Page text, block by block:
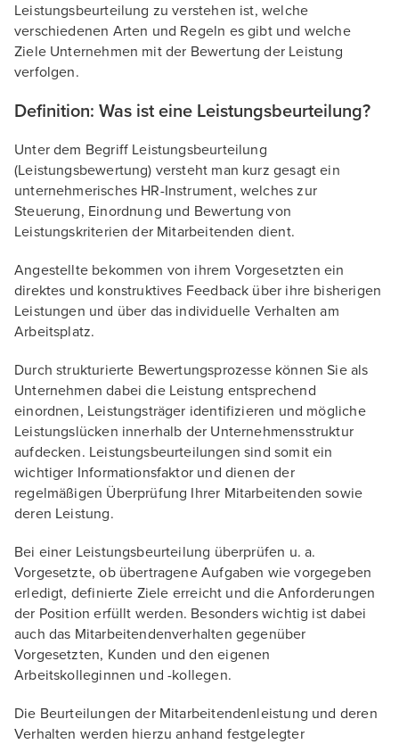
Leistungsbeurteilung zu verstehen ist, welche
verschiedenen Arten und Regeln es gibt und welche
Ziele Unternehmen mit der Bewertung der Leistung
verfolgen.
Definition: Was ist eine Leistungsbeurteilung?
Unter dem Begriff Leistungsbeurteilung
(Leistungsbewertung) versteht man kurz gesagt ein
unternehmerisches HR-Instrument, welches zur
Steuerung, Einordnung und Bewertung von
Leistungskriterien der Mitarbeitenden dient.
Angestellte bekommen von ihrem Vorgesetzten ein
direktes und konstruktives Feedback über ihre bisherigen
Leistungen und über das individuelle Verhalten am
Arbeitsplatz.
Durch strukturierte Bewertungsprozesse können Sie als
Unternehmen dabei die Leistung entsprechend
einordnen, Leistungsträger identifizieren und mögliche
Leistungslücken innerhalb der Unternehmensstruktur
aufdecken. Leistungsbeurteilungen sind somit ein
wichtiger Informationsfaktor und dienen der
regelmäßigen Überprüfung Ihrer Mitarbeitenden sowie
deren Leistung.
Bei einer Leistungsbeurteilung überprüfen u. a.
Vorgesetzte, ob übertragene Aufgaben wie vorgegeben
erledigt, definierte Ziele erreicht und die Anforderungen
der Position erfüllt werden. Besonders wichtig ist dabei
auch das Mitarbeitendenverhalten gegenüber
Vorgesetzten, Kunden und den eigenen
Arbeitskolleginnen und -kollegen.
Die Beurteilungen der Mitarbeitendenleistung und deren
Verhalten werden hierzu anhand festgelegter